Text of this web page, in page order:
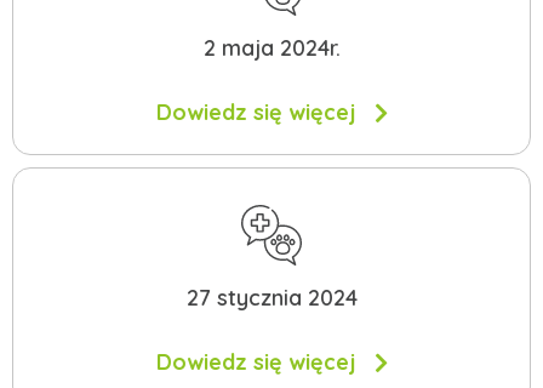
2 maja 2024r.
Dowiedz się więcej
27 stycznia 2024
Dowiedz się więcej